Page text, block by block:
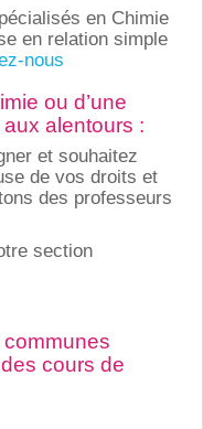
en Chimie
en relation simple
nous
ou d’une
alentours :
et souhaitez
de vos droits et
des professeurs
section
cours de